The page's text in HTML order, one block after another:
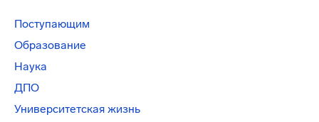
Поступающим
Образование
Наука
ДПО
Университетская жизнь